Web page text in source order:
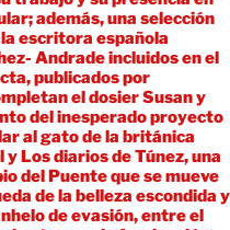
además, una selección
escritora española
Andrade incluidos en el
publicados por
el dosier Susan y
del inesperado proyecto
al gato de la británica
y Los diarios de Túnez, una
del Puente que se mueve
de la belleza escondida y
de evasión, entre el